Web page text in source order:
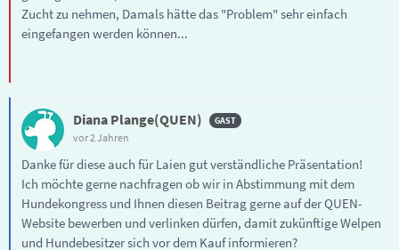
Zucht zu nehmen, Damals hätte das "Problem" sehr einfach
eingefangen werden können...
Diana Plange(QUEN)
vor 2 Jahren
Danke für diese auch für Laien gut verständliche Präsentation!
Ich möchte gerne nachfragen ob wir in Abstimmung mit dem
Hundekongress und Ihnen diesen Beitrag gerne auf der QUEN-
Website bewerben und verlinken dürfen, damit zukünftige Welpen
und Hundebesitzer sich vor dem Kauf informieren?